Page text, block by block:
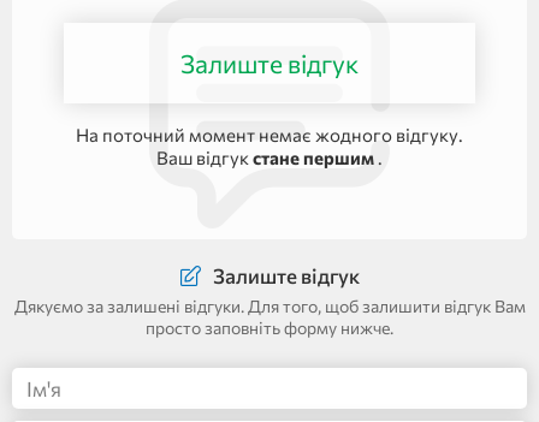
Залиште відгук
На поточний момент немає жодного відгуку.
Ваш відгук стане першим .
Залиште відгук
Дякуємо за залишені відгуки. Для того, щоб залишити відгук Вам
просто заповніть форму нижче.